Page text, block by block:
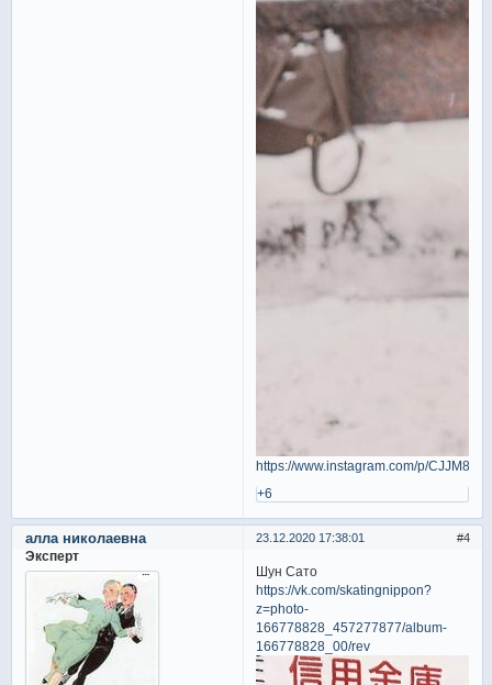
https://www.instagram.com/p/
+6
4
23.12.2020 17:38:01
алла николаевна
Эксперт
Шун Сато
https://vk.com/skatingnippon?
z=photo-
166778828_457277877/album-
166778828_00/rev